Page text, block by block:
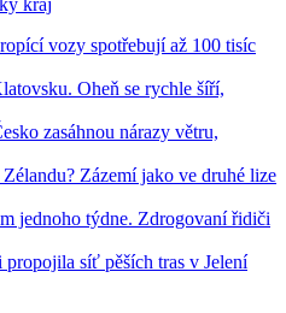
kraj
vozy spotřebují až 100 tisíc
Oheň se rychle šíří,
zasáhnou nárazy větru,
Zázemí jako ve druhé lize
jednoho týdne. Zdrogovaní řidiči
síť pěších tras v Jelení